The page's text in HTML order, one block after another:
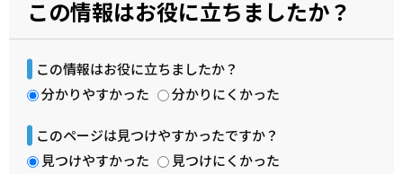
この情報はお役に立ちましたか？
この情報はお役に立ちましたか？
分かりやすかった
分かりにくかった
このページは見つけやすかったですか？
見つけやすかった
見つけにくかった